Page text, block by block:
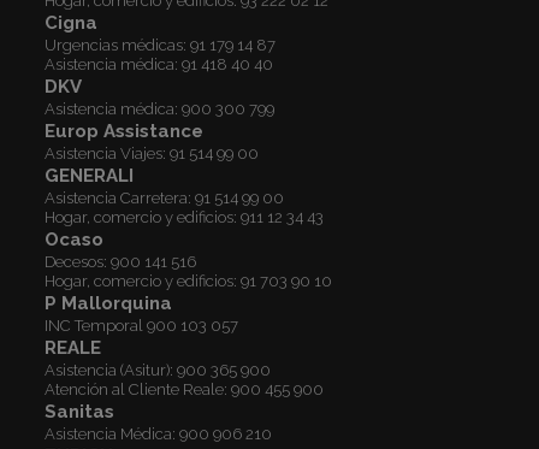
Cigna
Urgencias médicas:91 179 14 87
Asistencia médica:91 418 40 40
DKV
Asistencia médica:900 300 799
Europ Assistance
Asistencia Viajes:91 514 99 00
GENERALI
Asistencia Carretera:91 514 99 00
Hogar, comercio y edificios:911 12 34 43
Ocaso
Decesos:900 141 516
Hogar, comercio y edificios:91 703 90 10
P Mallorquina
INC Temporal900 103 057
REALE
Asistencia (Asitur):900 365 900
Atención al Cliente Reale:900 455 900
Sanitas
Asistencia Médica:900 906 210